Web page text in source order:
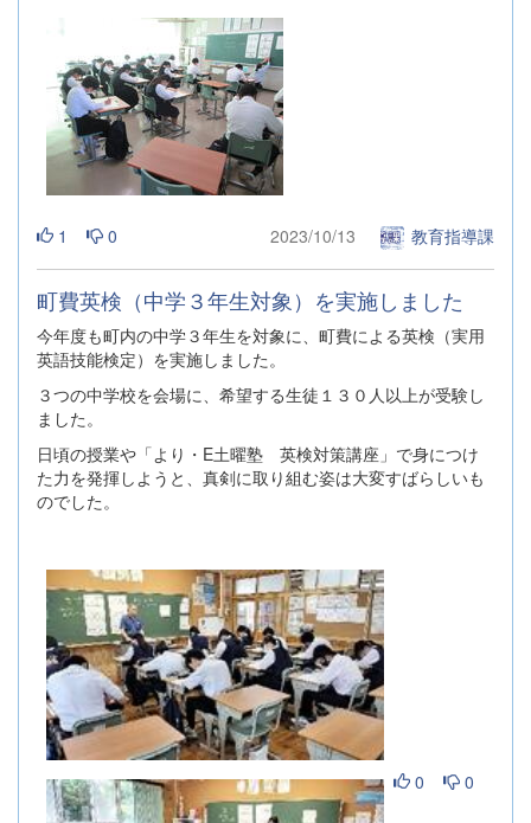
1 0 2023/10/13 教育指導課
町費英検（中学３年生対象）を実施しました
今年度も町内の中学３年生を対象に、町費による英検（実用
英語技能検定）を実施しました。
３つの中学校を会場に、希望する生徒１３０人以上が受験し
ました。
日頃の授業や「より・E土曜塾 英検対策講座」で身につけ
た力を発揮しようと、真剣に取り組む姿は大変すばらしいも
のでした。
0 0